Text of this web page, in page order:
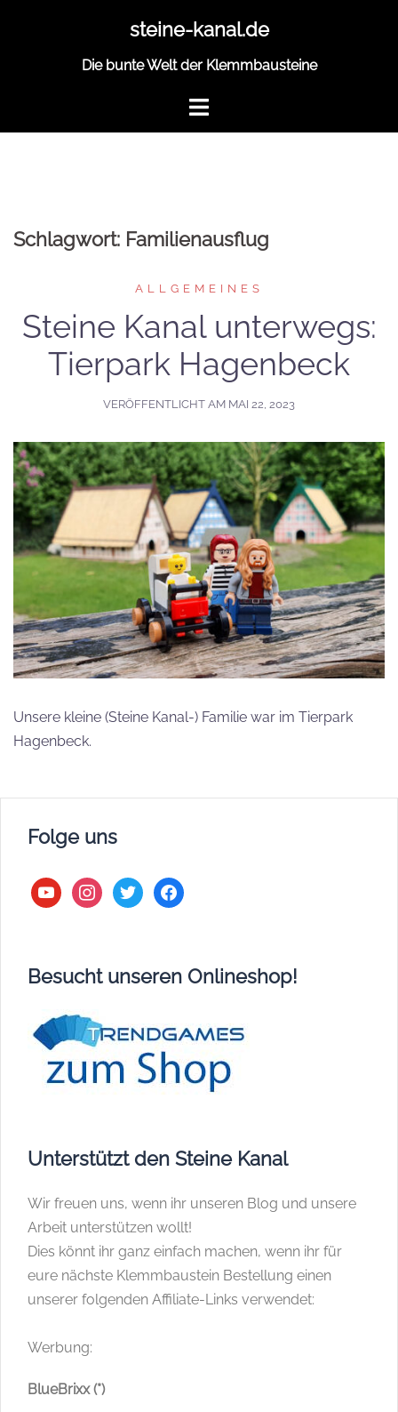
steine-kanal.de
Die bunte Welt der Klemmbausteine
Schlagwort: Familienausflug
ALLGEMEINES
Steine Kanal unterwegs:
Tierpark Hagenbeck
VERÖFFENTLICHT AM MAI 22, 2023
Unsere kleine (Steine Kanal-) Familie war im Tierpark
Hagenbeck.
Folge uns
youtubeinstagram
twitter facebook
Besucht unseren Onlineshop!
Unterstützt den Steine Kanal
Wir freuen uns, wenn ihr unseren Blog und unsere
Arbeit unterstützen wollt!
Dies könnt ihr ganz einfach machen, wenn ihr für
eure nächste Klemmbaustein Bestellung einen
unserer folgenden Affiliate-Links verwendet:
Werbung:
BlueBrixx (*)